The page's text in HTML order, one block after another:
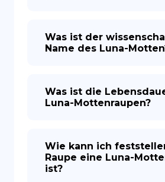
Was ist der
Name des Luna-
Was ist die
Luna-Mottenraupen?
Wie kann ich
Raupe eine Luna-
ist?